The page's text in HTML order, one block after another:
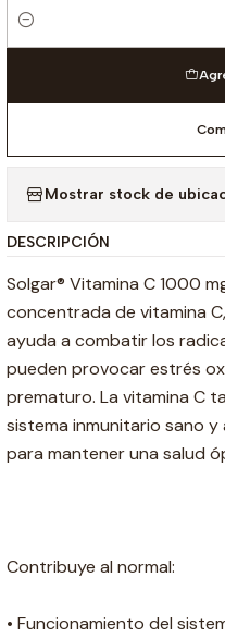
Cantidad
Mostrar stock de
DESCRIPCIÓN
Solgar® Vitamina C 1000
concentrada de vitamina
ayuda a combatir los
pueden provocar estrés
prematuro. La vitamina C
sistema inmunitario sano
para mantener una salud
Contribuye al normal:
• Funcionamiento del